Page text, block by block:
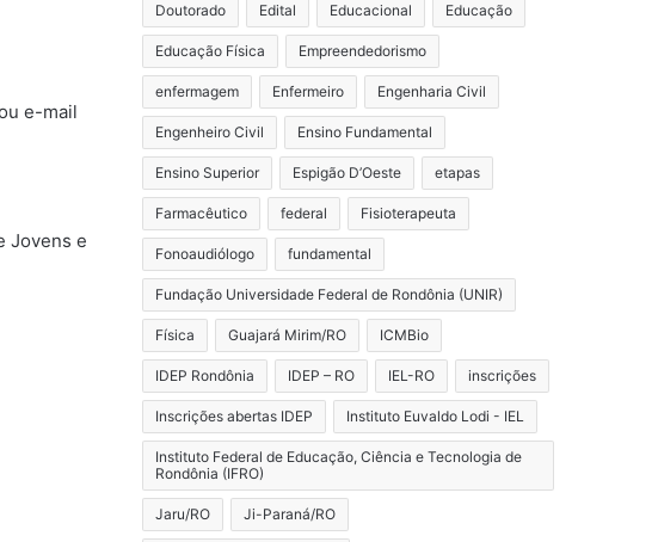
e-mail
Jovens e
Doutorado Edital Educacional Educação
Educação Física Empreendedorismo
enfermagem Enfermeiro Engenharia Civil
Engenheiro Civil Ensino Fundamental
Ensino Superior Espigão D’Oeste etapas
Farmacêutico federal Fisioterapeuta
Fonoaudiólogo fundamental
Fundação Universidade Federal de Rondônia (UNIR)
Física Guajará Mirim/RO ICMBio
IDEP Rondônia IDEP – RO IEL-RO inscrições
Inscrições abertas IDEP Instituto Euvaldo Lodi - IEL
Instituto Federal de Educação, Ciência e Tecnologia de
Rondônia (IFRO)
Jaru/RO Ji-Paraná/RO